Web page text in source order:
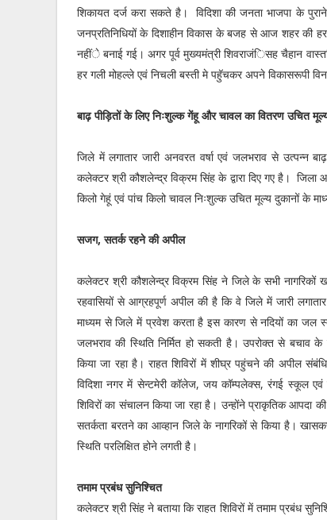
शिकायत दर्ज करा सकते है। विदिशा की जनता भाजपा के पुराने
जनप्रतिनिधियों के दिशाहीन विकास के बजह से आज शहर की
नहींे बनाई गई। अगर पूर्व मुख्यमंत्री शिवराजंिसह चैहान
हर गली मोहल्ले एवं निचली बस्ती मे पहुॅचकर अपने विकासरूपी
बाढ़ पीड़ितों के लिए निःशुल्क गेंहू और चावल का वितरण उचित
जिले में लगातार जारी अनवरत वर्षा एवं जलभराव से उत्पन्न
कलेक्टर श्री कौशलेन्द्र विक्रम सिंह के द्वारा दिए गए है। जिला
किलो गेहूं एवं पांच किलो चावल निःशुल्क उचित मूल्य दुकानों के
सजग, सतर्क रहने की अपील
कलेक्टर श्री कौशलेन्द्र विक्रम सिंह ने जिले के सभी नागरिकों
रहवासियों से आग्रहपूर्ण अपील की है कि वे जिले में जारी
माध्यम से जिले में प्रवेश करता है इस कारण से नदियों का जल
जलभराव की स्थिति निर्मित हो सकती है। उपरोक्त से बचाव के
किया जा रहा है। राहत शिविरों में शीघ्र पहुंचने की अपील
विदिशा नगर में सेन्टमेरी कॉलेज, जय कॉम्पलेक्स, रंगई स्कूल एवं
शिविरों का संचालन किया जा रहा है। उन्होंने प्राकृतिक आपदा
सतर्कता बरतने का आव्हान जिले के नागरिकों से किया है।
स्थिति परलिक्षित होने लगती है।
तमाम प्रबंध सुनिश्चित
कलेक्टर श्री सिंह ने बताया कि राहत शिविरों में तमाम प्रबंध